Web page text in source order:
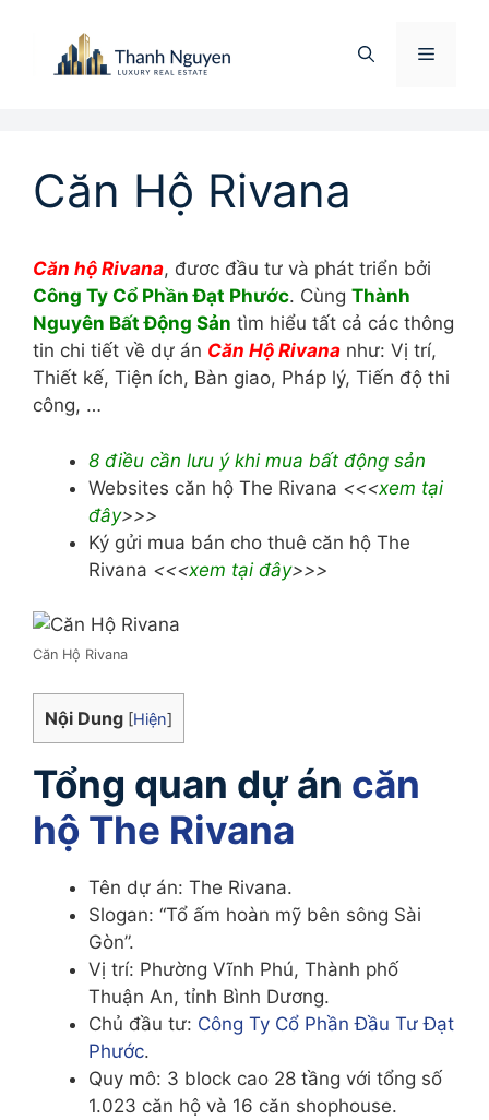
Menu
Căn Hộ Rivana
Căn hộ Rivana, đươc đầu tư và phát triển bởi
Công Ty Cổ Phần Đạt Phước. Cùng Thành
Nguyên Bất Động Sản tìm hiểu tất cả các thông
tin chi tiết về dự án Căn Hộ Rivana như: Vị trí,
Thiết kế, Tiện ích, Bàn giao, Pháp lý, Tiến độ thi
công, …
8 điều cần lưu ý khi mua bất động sản
Websites căn hộ The Rivana <<<xem tại
đây>>>
Ký gửi mua bán cho thuê căn hộ The
Rivana <<<xem tại đây>>>
Căn Hộ Rivana
Nội Dung [Hiện]
Tổng quan dự án căn
hộ The Rivana
Tên dự án: The Rivana.
Slogan: “Tổ ấm hoàn mỹ bên sông Sài
Gòn”.
Vị trí: Phường Vĩnh Phú, Thành phố
Thuận An, tỉnh Bình Dương.
Chủ đầu tư: Công Ty Cổ Phần Đầu Tư Đạt
Phước.
Quy mô: 3 block cao 28 tầng với tổng số
1.023 căn hộ và 16 căn shophouse.